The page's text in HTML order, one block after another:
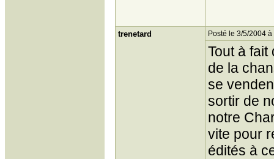
trenetard Posté le 3/5/2004
Tout à
de la
se
sortir de
notre
vite pour
édités à